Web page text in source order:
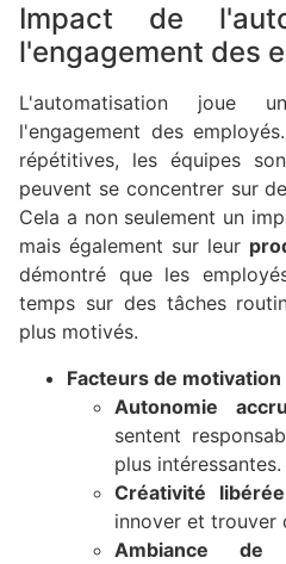
Impact de
l'engagement des
L'automatisation joue
l'engagement des
répétitives, les équipes
peuvent se concentrer sur
Cela a non seulement un
mais également sur leur
démontré que les
temps sur des tâches
plus motivés.
Facteurs de
Autonomie
sentent
plus intéressantes.
Créativité libérée
innover et trouver
Ambiance de